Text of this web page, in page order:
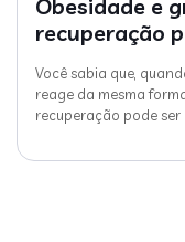
Obesidade e
recuperação
Você sabia que,
reage da mesma
recuperação pode ser